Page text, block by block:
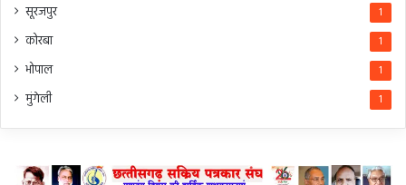
सूरजपुर 1
कोरबा 1
भोपाल 1
मुंगेली 1